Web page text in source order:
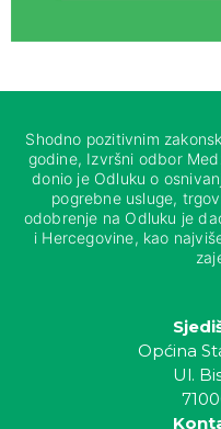
Shodno pozitivnim
godine, Izvršni odbor
donio je Odluku o
pogrebne usluge,
odobrenje na Odluku je
i Hercegovine, kao
Općina
Ul.